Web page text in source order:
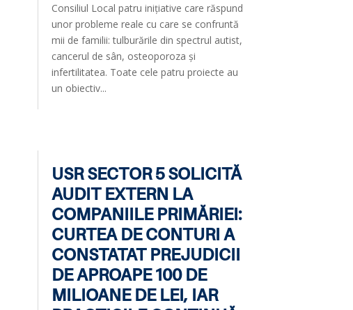
Consiliul Local patru inițiative care răspund
unor probleme reale cu care se confruntă
mii de familii: tulburările din spectrul autist,
cancerul de sân, osteoporoza și
infertilitatea. Toate cele patru proiecte au
un obiectiv...
USR SECTOR 5 SOLICITĂ
AUDIT EXTERN LA
COMPANIILE PRIMĂRIEI:
CURTEA DE CONTURI A
CONSTATAT PREJUDICII
DE APROAPE 100 DE
MILIOANE DE LEI, IAR